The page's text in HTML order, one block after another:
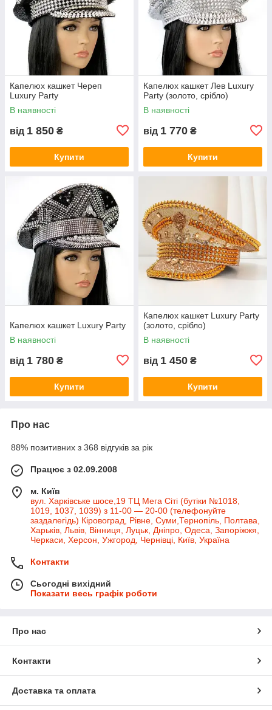
Капелюх кашкет Череп
Luxury Party
В наявності
від 1 850 ₴
Купити
Капелюх кашкет Лев Luxury
Party (золото, срібло)
В наявності
від 1 770 ₴
Купити
Капелюх кашкет Luxury Party
В наявності
від 1 780 ₴
Купити
Капелюх кашкет Luxury Party
(золото, срібло)
В наявності
від 1 450 ₴
Купити
Про нас
88% позитивних з 368 відгуків за рік
Працює з 02.09.2008
м. Київ
вул. Харківське шосе,19 ТЦ Мега Сіті (бутіки №1018,
1019, 1037, 1039) з 11-00 — 20-00 (телефонуйте
заздалегідь) Кіровоград, Рівне, Суми,Тернопіль, Полтава,
Харьків, Львів, Вінниця, Луцьк, Дніпро, Одеса, Запоріжжя,
Черкаси, Херсон, Ужгород, Чернівці, Київ, Україна
Контакти
Сьогодні вихідний
Показати весь графік роботи
Про нас
Контакти
Доставка та оплата